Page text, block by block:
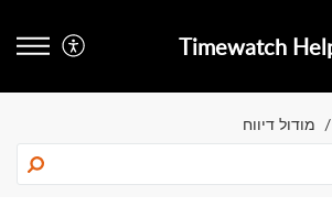
Timewatch
מודול דיווח